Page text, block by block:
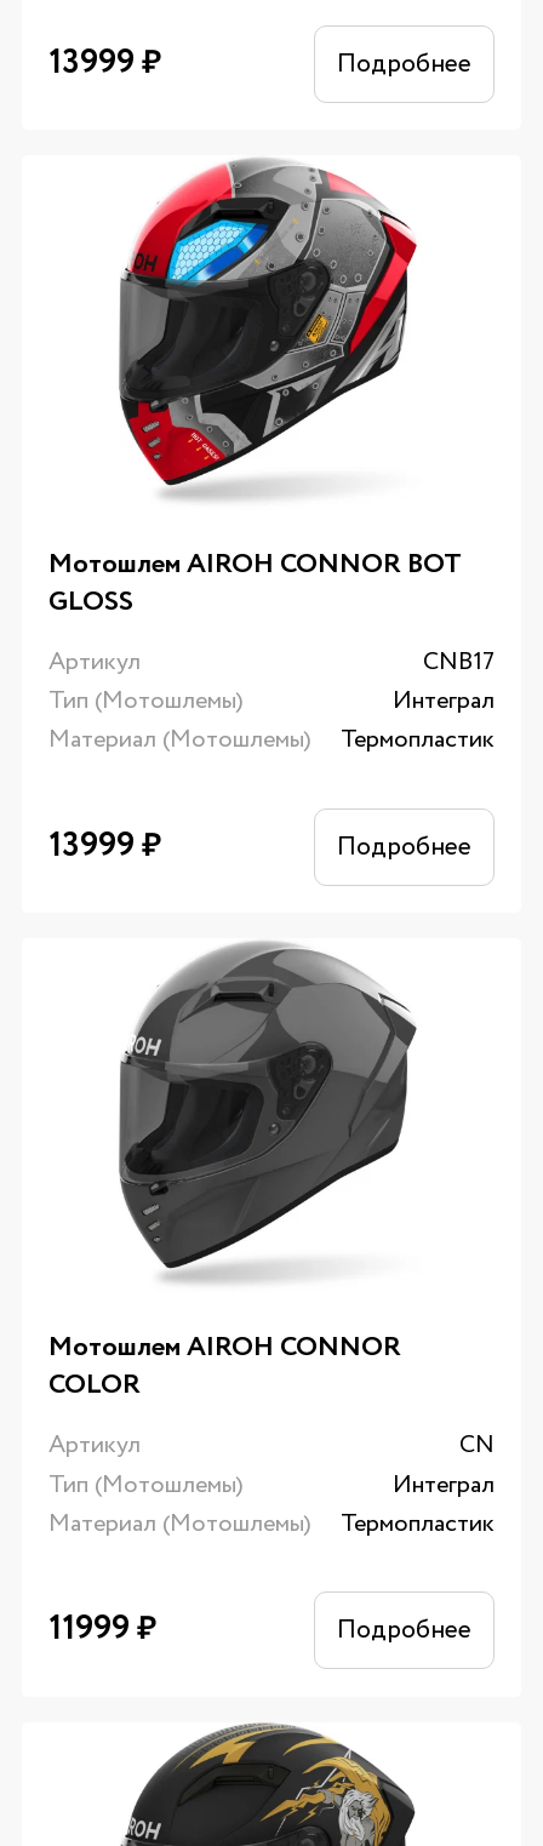
13999₽ Подробнее
Мотошлем AIROH CONNOR BOT
GLOSS
Артикул
CNB17
Тип (Мотошлемы)
Интеграл
Материал (Мотошлемы)
Термопластик
13999₽ Подробнее
Мотошлем AIROH CONNOR
COLOR
Артикул
CN
Тип (Мотошлемы)
Интеграл
Материал (Мотошлемы)
Термопластик
11999₽ Подробнее